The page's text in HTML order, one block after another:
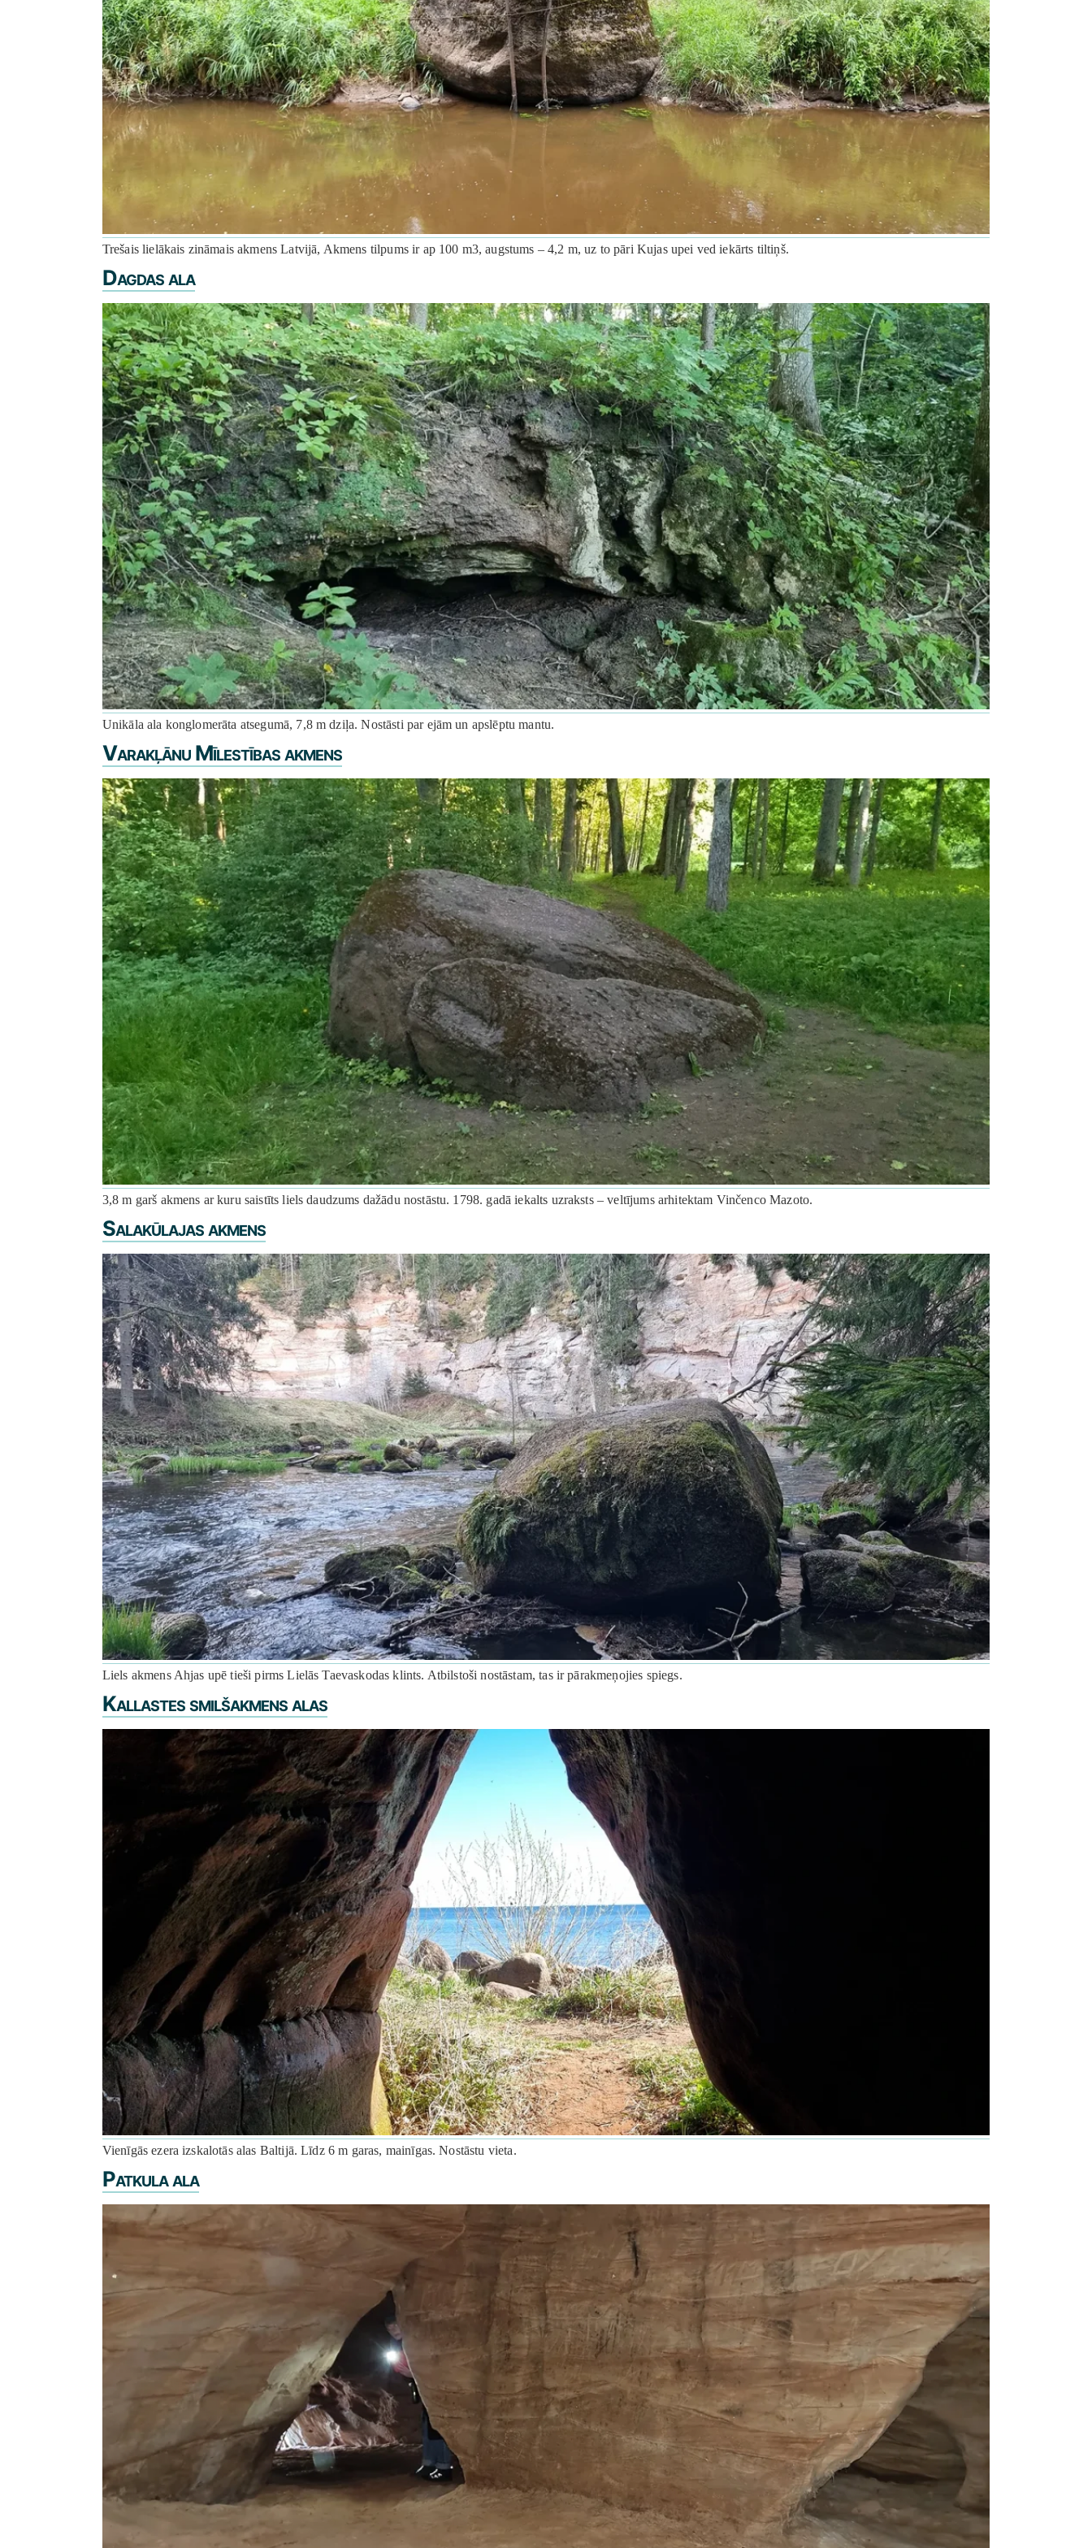
Trešais lielākais zināmais akmens Latvijā, Akmens tilpums ir ap 100 m3, augstums – 4,2 m, uz to pāri Kujas upei ved iekārts tiltiņš.
Dagdas ala
Unikāla ala konglomerāta atsegumā, 7,8 m dziļa. Nostāsti par ejām un apslēptu mantu.
Varakļānu Mīlestības akmens
3,8 m garš akmens ar kuru saistīts liels daudzums dažādu nostāstu. 1798. gadā iekalts uzraksts – veltījums arhitektam Vinčenco Mazoto.
Salakūlajas akmens
Liels akmens Ahjas upē tieši pirms Lielās Taevaskodas klints. Atbilstoši nostāstam, tas ir pārakmeņojies spiegs.
Kallastes smilšakmens alas
Vienīgās ezera izskalotās alas Baltijā. Līdz 6 m garas, mainīgas. Nostāstu vieta.
Patkula ala